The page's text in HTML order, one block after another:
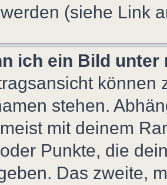
(siehe Link
ich ein Bild
können
stehen.
mit deinem
Punkte, die
Das zweite,